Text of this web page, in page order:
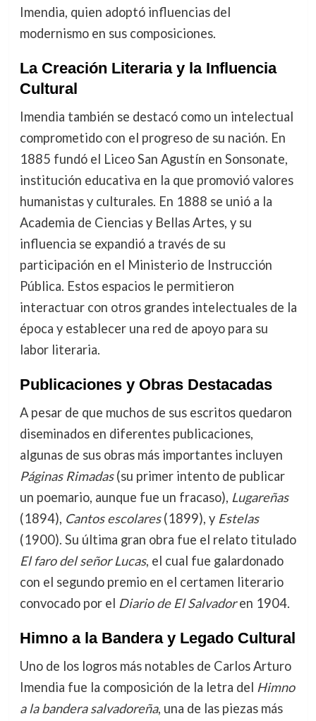
Imendia, quien adoptó influencias del
modernismo en sus composiciones.
La Creación Literaria y la Influencia
Cultural
Imendia también se destacó como un intelectual
comprometido con el progreso de su nación. En
1885 fundó el Liceo San Agustín en Sonsonate,
institución educativa en la que promovió valores
humanistas y culturales. En 1888 se unió a la
Academia de Ciencias y Bellas Artes, y su
influencia se expandió a través de su
participación en el Ministerio de Instrucción
Pública. Estos espacios le permitieron
interactuar con otros grandes intelectuales de la
época y establecer una red de apoyo para su
labor literaria.
Publicaciones y Obras Destacadas
A pesar de que muchos de sus escritos quedaron
diseminados en diferentes publicaciones,
algunas de sus obras más importantes incluyen
Páginas Rimadas(su primer intento de publicar
un poemario, aunque fue un fracaso), Lugareñas
(1894), Cantos escolares(1899), y Estelas
(1900). Su última gran obra fue el relato titulado
El faro del señor Lucas, el cual fue galardonado
con el segundo premio en el certamen literario
convocado por el Diario de El Salvadoren 1904.
Himno a la Bandera y Legado Cultural
Uno de los logros más notables de Carlos Arturo
Imendia fue la composición de la letra del Himno
a la bandera salvadoreña, una de las piezas más